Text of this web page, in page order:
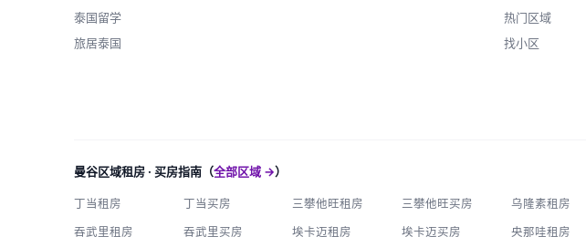
泰国留学
旅居泰国
热门区域
找小区
曼谷区域租房 · 买房指南（全部区域 →）
丁当租房 丁当买房 三攀他旺租房 三攀他旺买房 乌隆素租房
吞武里租房 吞武里买房 埃卡迈租房 埃卡迈买房 央那哇租房